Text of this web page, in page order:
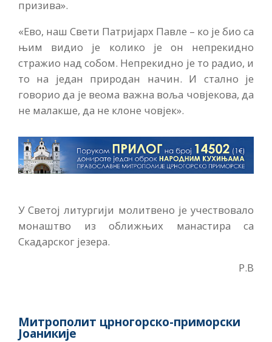
призива».
«Ево, наш Свети Патријарх Павле – ко је био са
њим видио је колико је он непрекидно
стражио над собом. Непрекидно је то радио, и
то на један природан начин. И стално је
говорио да је веома важна воља човјекова, да
не малакше, да не клоне човјек».
У Светој литургији молитвено је учествовало
монаштво из оближњих манастира са
Скадарског језера.
Р.В
Митрополит црногорско-приморски
Јоаникије